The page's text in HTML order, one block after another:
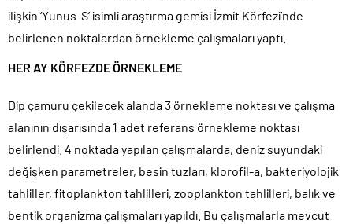
ilişkin ‘Yunus-S’ isimli araştırma gemisi İzmit Körfezi’nde
belirlenen noktalardan örnekleme çalışmaları yaptı.
HER AY KÖRFEZDE ÖRNEKLEME
Dip çamuru çekilecek alanda 3 örnekleme noktası ve çalışma
alanının dışarısında 1 adet referans örnekleme noktası
belirlendi. 4 noktada yapılan çalışmalarda, deniz suyundaki
değişken parametreler, besin tuzları, klorofil-a, bakteriyolojik
tahliller, fitoplankton tahlilleri, zooplankton tahlilleri, balık ve
bentik organizma çalışmaları yapıldı. Bu çalışmalarla mevcut